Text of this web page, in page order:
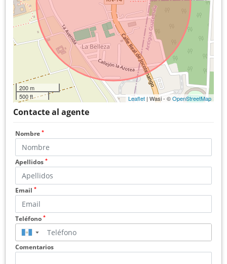
200 m
500 ft
Leaflet | Wasi - ©OpenStreetMap
Contacte al agente
Nombre *
Apellidos *
Email *
Teléfono *
▼
Comentarios